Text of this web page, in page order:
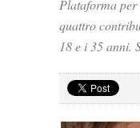
Plataforma per
quattro
18 e i 35 anni.